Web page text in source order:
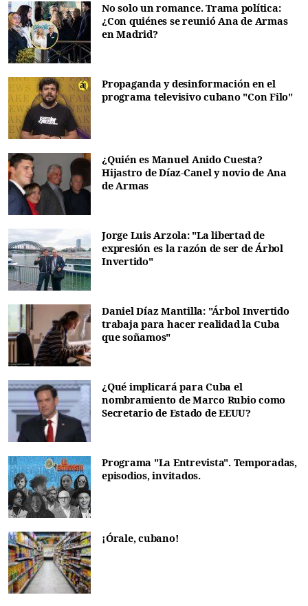
No solo un romance. Trama política:
¿Con quiénes se reunió Ana de Armas
en Madrid?
Propaganda y desinformación en el
programa televisivo cubano "Con Filo"
¿Quién es Manuel Anido Cuesta?
Hijastro de Díaz-Canel y novio de Ana
de Armas
Jorge Luis Arzola: "La libertad de
expresión es la razón de ser de Árbol
Invertido"
Daniel Díaz Mantilla: "Árbol Invertido
trabaja para hacer realidad la Cuba
que soñamos"
¿Qué implicará para Cuba el
nombramiento de Marco Rubio como
Secretario de Estado de EEUU?
Programa "La Entrevista". Temporadas,
episodios, invitados.
¡Órale, cubano!